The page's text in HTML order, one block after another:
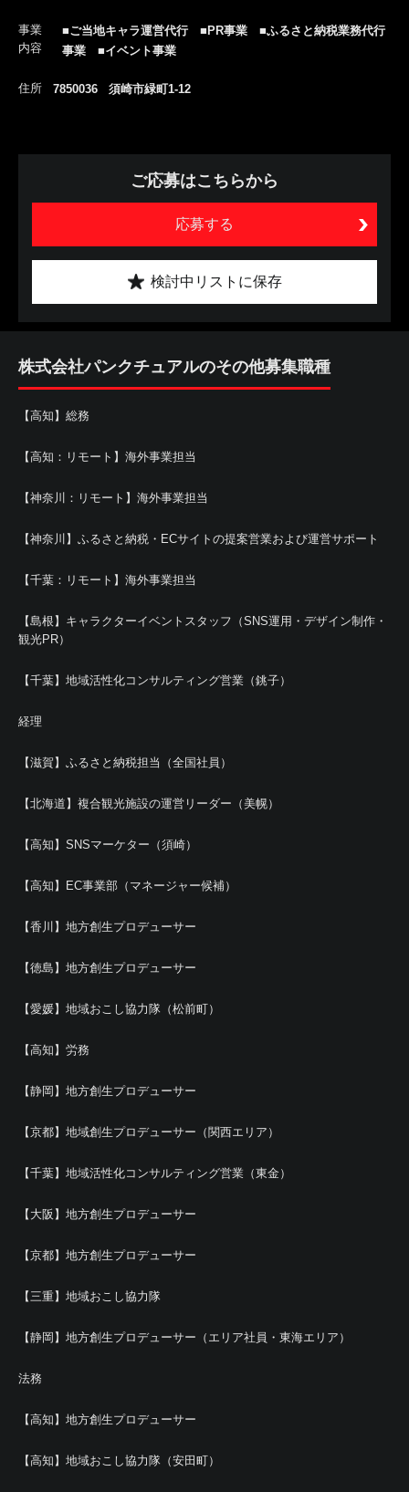
事業
内容
■ご当地キャラ運営代行 ■PR事業 ■ふるさと納税業務代行
事業 ■イベント事業
住所 7850036 須崎市緑町1-12
ご応募はこちらから
応募する
検討中リストに保存
株式会社パンクチュアルのその他募集職種
【高知】総務
【高知：リモート】海外事業担当
【神奈川：リモート】海外事業担当
【神奈川】ふるさと納税・ECサイトの提案営業および運営サポート
【千葉：リモート】海外事業担当
【島根】キャラクターイベントスタッフ（SNS運用・デザイン制作・
観光PR）
【千葉】地域活性化コンサルティング営業（銚子）
経理
【滋賀】ふるさと納税担当（全国社員）
【北海道】複合観光施設の運営リーダー（美幌）
【高知】SNSマーケター（須崎）
【高知】EC事業部（マネージャー候補）
【香川】地方創生プロデューサー
【徳島】地方創生プロデューサー
【愛媛】地域おこし協力隊（松前町）
【高知】労務
【静岡】地方創生プロデューサー
【京都】地域創生プロデューサー（関西エリア）
【千葉】地域活性化コンサルティング営業（東金）
【大阪】地方創生プロデューサー
【京都】地方創生プロデューサー
【三重】地域おこし協力隊
【静岡】地方創生プロデューサー（エリア社員・東海エリア）
法務
【高知】地方創生プロデューサー
【高知】地域おこし協力隊（安田町）